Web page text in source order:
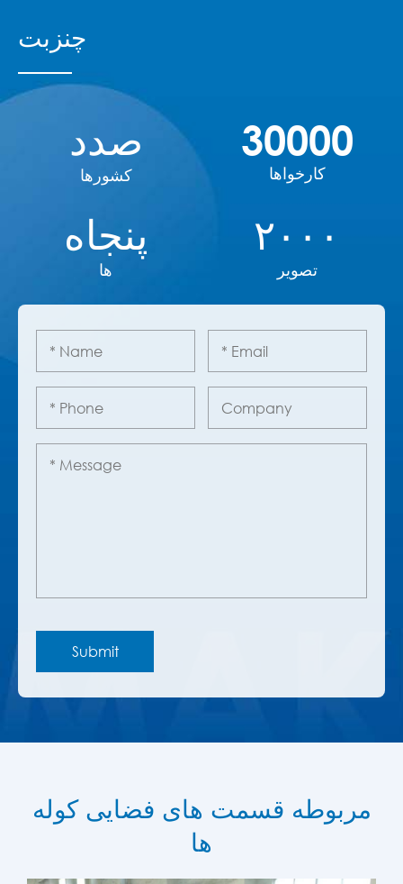
چنزبت
صدد
کشورها
30000
کارخواها
پنجاه
ها
۲۰۰۰
تصویر
مربوطه قسمت های فضایی کوله
ها